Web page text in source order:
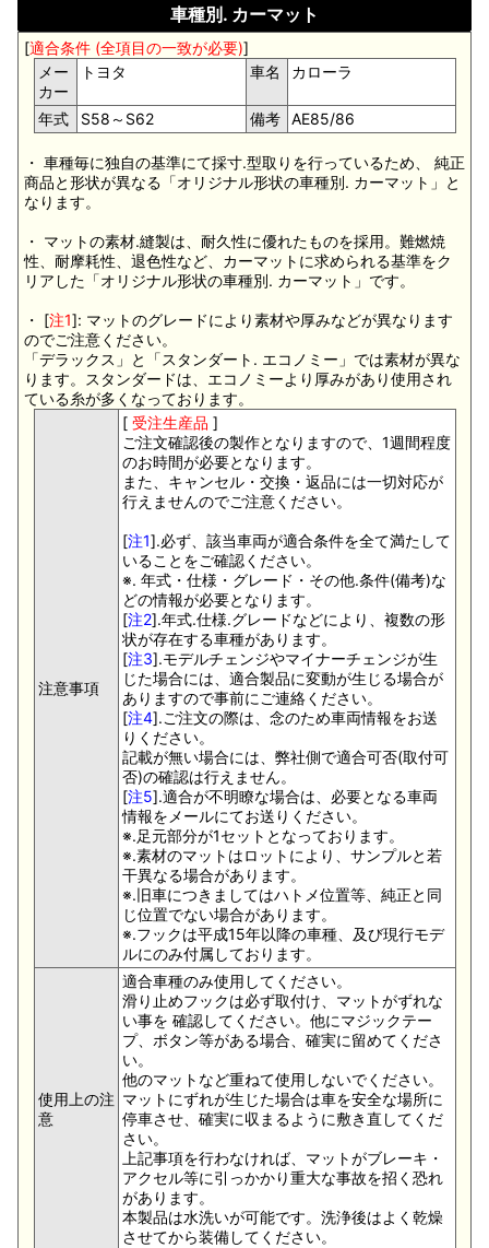
車種別. カーマット
[適合条件 (全項目の一致が必要)]
メー
カー
トヨタ 車名 カローラ
年式 S58～S62 備考 AE85/86
・ 車種毎に独自の基準にて採寸.型取りを行っているため、 純正
商品と形状が異なる「オリジナル形状の車種別. カーマット」と
なります。
・ マットの素材.縫製は、耐久性に優れたものを採用。難燃焼
性、耐摩耗性、退色性など、カーマットに求められる基準をク
リアした「オリジナル形状の車種別. カーマット」です。
・ [注1]: マットのグレードにより素材や厚みなどが異なります
のでご注意ください。
「デラックス」と「スタンダート. エコノミー」では素材が異な
ります。スタンダードは、エコノミーより厚みがあり使用され
ている糸が多くなっております。
注意事項
[ 受注生産品 ]
ご注文確認後の製作となりますので、1週間程度
のお時間が必要となります。
また、キャンセル・交換・返品には一切対応が
行えませんのでご注意ください。
[注1].必ず、該当車両が適合条件を全て満たして
いることをご確認ください。
※. 年式・仕様・グレード・その他.条件(備考)な
どの情報が必要となります。
[注2].年式.仕様.グレードなどにより、複数の形
状が存在する車種があります。
[注3].モデルチェンジやマイナーチェンジが生
じた場合には、適合製品に変動が生じる場合が
ありますので事前にご連絡ください。
[注4].ご注文の際は、念のため車両情報をお送
りください。
記載が無い場合には、弊社側で適合可否(取付可
否)の確認は行えません。
[注5].適合が不明瞭な場合は、必要となる車両
情報をメールにてお送りください。
※.足元部分が1セットとなっております。
※.素材のマットはロットにより、サンプルと若
干異なる場合があります。
※.旧車につきましてはハトメ位置等、純正と同
じ位置でない場合があります。
※.フックは平成15年以降の車種、及び現行モデ
ルにのみ付属しております。
使用上の注
意
適合車種のみ使用してください。
滑り止めフックは必ず取付け、マットがずれな
い事を 確認してください。他にマジックテー
プ、ボタン等がある場合、確実に留めてくださ
い。
他のマットなど重ねて使用しないでください。
マットにずれが生じた場合は車を安全な場所に
停車させ、確実に収まるように敷き直してくだ
さい。
上記事項を行わなければ、マットがブレーキ・
アクセル等に引っかかり重大な事故を招く恐れ
があります。
本製品は水洗いが可能です。洗浄後はよく乾燥
させてから装備してください。